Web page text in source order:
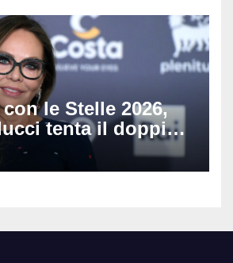
le Stelle 2026,
tenta il doppio
i papabili Ornella
Guerritore